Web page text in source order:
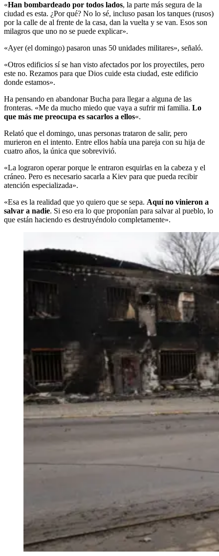
«Han bombardeado por todos lados, la parte más segura de la
ciudad es esta. ¿Por qué? No lo sé, incluso pasan los tanques (rusos)
por la calle de al frente de la casa, dan la vuelta y se van. Esos son
milagros que uno no se puede explicar».
«Ayer (el domingo) pasaron unas 50 unidades militares», señaló.
«Otros edificios sí se han visto afectados por los proyectiles, pero
este no. Rezamos para que Dios cuide esta ciudad, este edificio
donde estamos».
Ha pensando en abandonar Bucha para llegar a alguna de las
fronteras. «Me da mucho miedo que vaya a sufrir mi familia. Lo
que más me preocupa es sacarlos a ellos«.
Relató que el domingo, unas personas trataron de salir, pero
murieron en el intento. Entre ellos había una pareja con su hija de
cuatro años, la única que sobrevivió.
«La lograron operar porque le entraron esquirlas en la cabeza y el
cráneo. Pero es necesario sacarla a Kiev para que pueda recibir
atención especializada».
«Esa es la realidad que yo quiero que se sepa. Aquí no vinieron a
salvar a nadie. Si eso era lo que proponían para salvar al pueblo, lo
que están haciendo es destruyéndolo completamente».